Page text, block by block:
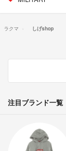
ラクマ しげshop
注目ブランド一覧